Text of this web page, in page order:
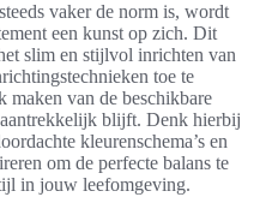
vaker de norm is, wordt
een kunst op zich. Dit
slim en stijlvol inrichten van
toe te
maken van de beschikbare
blijft. Denk hierbij
kleurenschema’s en
om de perfecte balans te
in jouw leefomgeving.